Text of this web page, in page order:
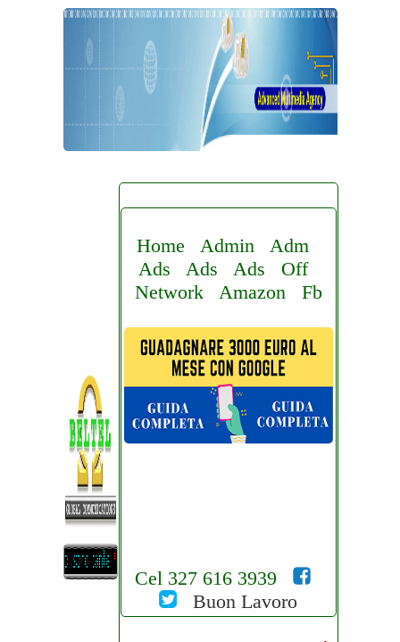
Home Admin
Adm
Ads
Ads Ads
Off
Network
Amazon Fb
Cel 327 616 3939
Buon Lavoro